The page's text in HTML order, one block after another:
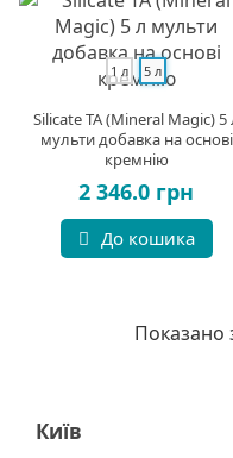
1 л 5 л
Silicate TA (Mineral Magic) 5
мульти добавка на основі
кремнію
2 346.0 грн
До кошика
Показано
Київ